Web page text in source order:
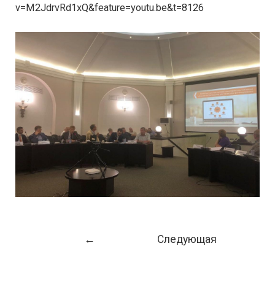
v=M2JdrvRd1xQ&feature=youtu.be&t=8126
←
Следующая